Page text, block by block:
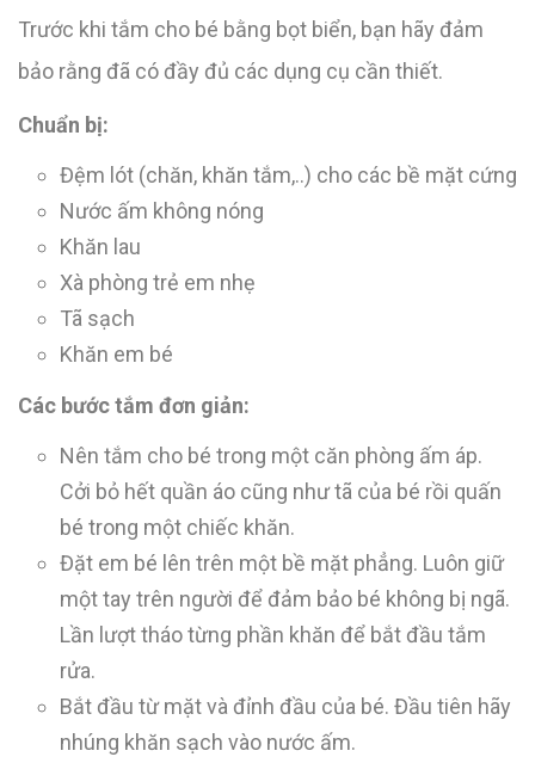
Trước khi tắm cho bé bằng bọt biển, bạn hãy đảm
bảo rằng đã có đầy đủ các dụng cụ cần thiết.
Chuẩn bị:
Đệm lót (chăn, khăn tắm,..) cho các bề mặt cứng
Nước ấm không nóng
Khăn lau
Xà phòng trẻ em nhẹ
Tã sạch
Khăn em bé
Các bước tắm đơn giản:
Nên tắm cho bé trong một căn phòng ấm áp.
Cởi bỏ hết quần áo cũng như tã của bé rồi quấn
bé trong một chiếc khăn.
Đặt em bé lên trên một bề mặt phẳng. Luôn giữ
một tay trên người để đảm bảo bé không bị ngã.
Lần lượt tháo từng phần khăn để bắt đầu tắm
rửa.
Bắt đầu từ mặt và đỉnh đầu của bé. Đầu tiên hãy
nhúng khăn sạch vào nước ấm.